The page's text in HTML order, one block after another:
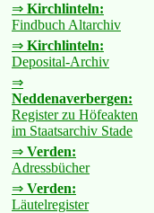
⇒ Kirchlinteln:
Findbuch Altarchiv
⇒ Kirchlinteln:
Deposital-Archiv
⇒
Neddenaverbergen:
Register zu Höfeakten
im Staatsarchiv Stade
⇒ Verden:
Adressbücher
⇒ Verden:
Läutelregister